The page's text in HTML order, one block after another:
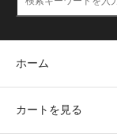
ホーム
カートを見る